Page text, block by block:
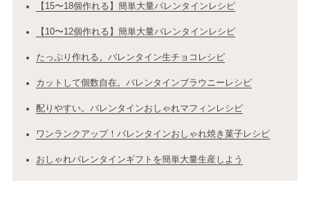
【15〜18個作れる】簡単大量バレンタインレシピ
【10〜12個作れる】簡単大量バレンタインレシピ
たっぷり作れる。バレンタイン生チョコレシピ
カットして個数自在。バレンタインブラウニーレシピ
配りやすい。バレンタインおしゃれマフィンレシピ
ワンランクアップ！バレンタインおしゃれ焼き菓子レシピ
おしゃれバレンタインギフトを簡単大量生産しよう